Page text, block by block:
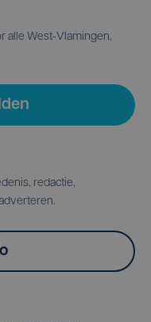
alle West-Vlamingen,
redactie,